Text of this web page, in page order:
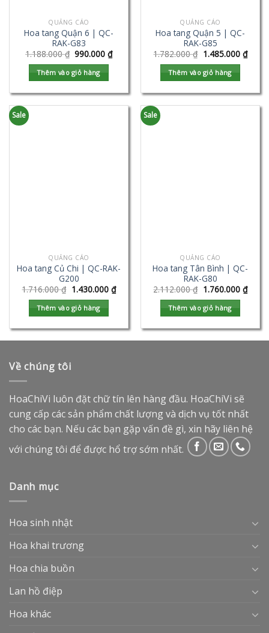
QUẢNG CÁO
Hoa tang Quận 6 | QC-
RAK-G83
1.188.000₫ 990.000₫
Thêm vào giỏ hàng
QUẢNG CÁO
Hoa tang Quận 5 | QC-
RAK-G85
1.782.000₫ 1.485.000 ₫
Thêm vào giỏ hàng
Sale
QUẢNG CÁO
Hoa tang Củ Chi | QC-RAK-
G200
1.716.000₫ 1.430.000 ₫
Thêm vào giỏ hàng
Sale
QUẢNG CÁO
Hoa tang Tân Bình | QC-
RAK-G80
2.112.000₫ 1.760.000 ₫
Thêm vào giỏ hàng
Về chúng tôi
HoaChiVi luôn đặt chữ tín lên hàng đầu. HoaChiVi sẽ
cung cấp các sản phẩm chất lượng và dịch vụ tốt nhất
cho các bạn. Nếu các bạn gặp vấn đề gì, xin hãy liên hệ
với chúng tôi để được hổ trợ sớm nhất.
Danh mục
Hoa sinh nhật
Hoa khai trương
Hoa chia buồn
Lan hồ điệp
Hoa khác